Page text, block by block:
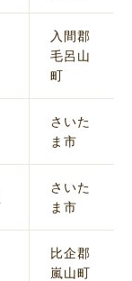
入間郡
毛呂山
町
さいた
ま市
さいた
ま市
比企郡
嵐山町